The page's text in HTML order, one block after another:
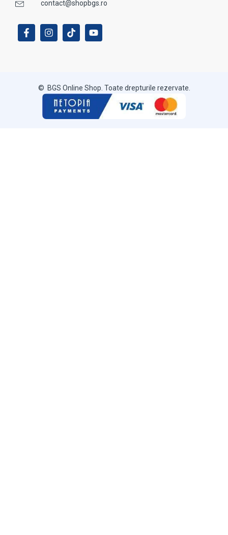
contact@shopbgs.ro
© BGS Online Shop. Toate drepturile rezervate.